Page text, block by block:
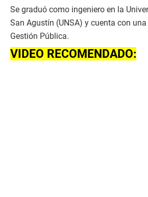
Se graduó como ingeniero en la
San Agustín (UNSA) y cuenta con
Gestión Pública.
VIDEO RECOMENDADO: